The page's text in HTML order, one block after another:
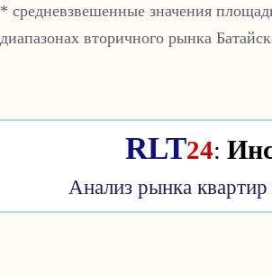
* средневзвешенные значения
диапазонах вторичного рынка
RLT24:
Анализ рынка